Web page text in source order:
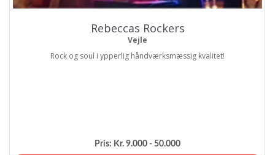
Rebeccas Rockers
Vejle
Rock og soul i ypperlig håndværksmæssig kvalitet!
Pris: Kr. 9.000 - 50.000